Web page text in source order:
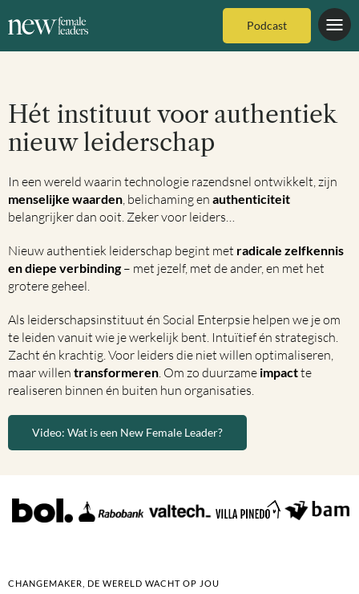
Podcast
Hét instituut voor authentiek
nieuw leiderschap
In een wereld waarin technologie razendsnel ontwikkelt, zijn
menselijke waarden, belichaming en authenticiteit
belangrijker dan ooit. Zeker voor leiders…
Nieuw authentiek leiderschap begint met radicale zelfkennis
en diepe verbinding– met jezelf, met de ander, en met het
grotere geheel.
Als leiderschapsinstituut én Social Enterpsie helpen we je om
te leiden vanuit wie je werkelijk bent. Intuïtief én strategisch.
Zacht én krachtig. Voor leiders die niet willen optimaliseren,
maar willen transformeren. Om zo duurzame impactte
realiseren binnen én buiten hun organisaties.
Video: Wat is een New Female Leader?
CHANGEMAKER, DE WERELD WACHT OP JOU